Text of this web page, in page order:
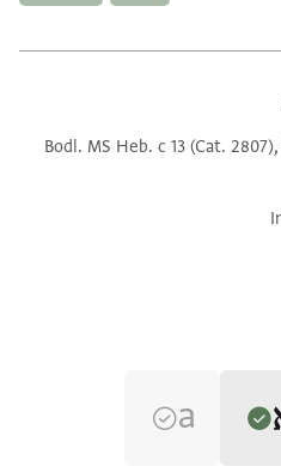
Bodl. MS Heb. c 13 (Cat.